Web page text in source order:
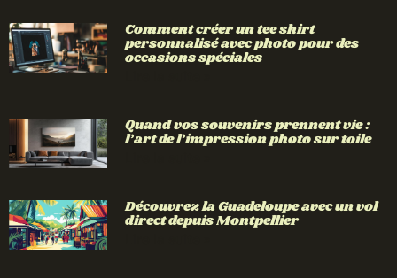
Comment créer un tee shirt
personnalisé avec photo pour des
occasions spéciales
Quand vos souvenirs prennent vie :
l’art de l’impression photo sur toile
Découvrez la Guadeloupe avec un vol
direct depuis Montpellier